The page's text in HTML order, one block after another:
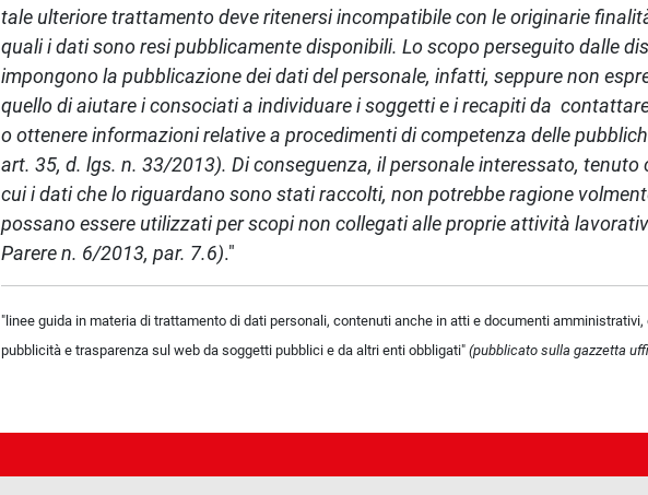
tale ulteriore trattamento deve ritenersi incompatibile con le originarie
quali i dati sono resi pubblicamente disponibili. Lo scopo perseguito dalle
impongono la pubblicazione dei dati del personale, infatti, seppure non
quello di aiutare i consociati a individuare i soggetti e i recapiti da
o ottenere informazioni relative a procedimenti di competenza delle
art. 35, d. lgs. n. 33/2013). Di conseguenza, il personale interessato, tenuto
cui i dati che lo riguardano sono stati raccolti, non potrebbe ragione
possano essere utilizzati per scopi non collegati alle proprie attività
Parere n. 6/2013, par. 7.6)."
"linee guida in materia di trattamento di dati personali, contenuti anche in atti e documenti
pubblicità e trasparenza sul web da soggetti pubblici e da altri enti obbligati"(pubblicato sulla gazzetta